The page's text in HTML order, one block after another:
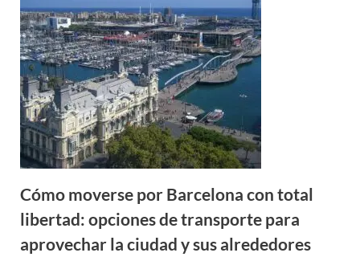
Cómo moverse por Barcelona con total
libertad: opciones de transporte para
aprovechar la ciudad y sus alrededores